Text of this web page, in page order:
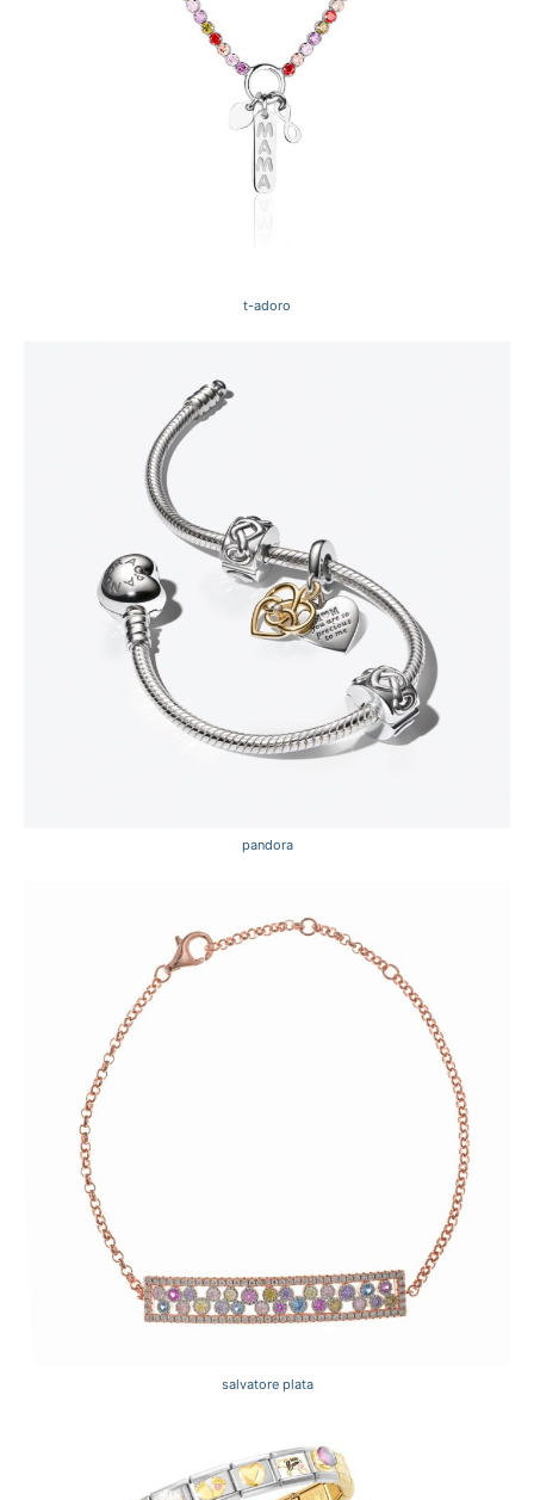
t-adoro
pandora
salvatore plata